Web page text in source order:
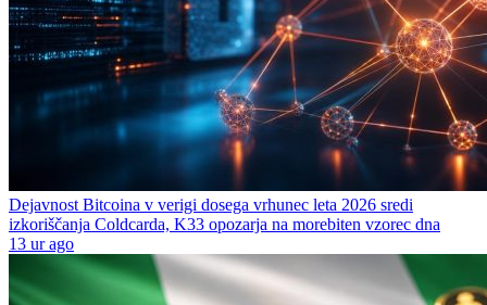
Dejavnost Bitcoina v verigi dosega vrhunec leta 2026 sredi
izkoriščanja Coldcarda, K33 opozarja na morebiten vzorec dna
13 ur ago